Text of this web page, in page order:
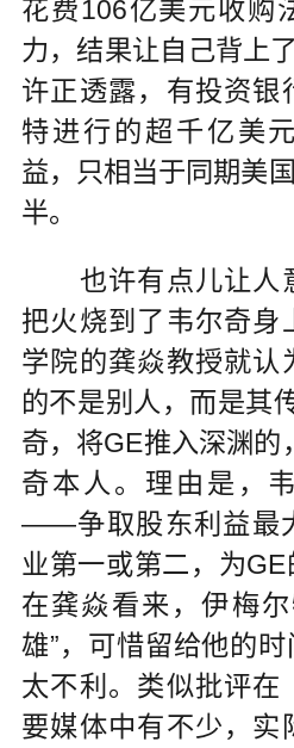
花费106亿美元收购
力，结果让自己背上
许正透露，有投资银
特进行的超千亿美
益，只相当于同期美
半。
也许有点儿让人
把火烧到了韦尔奇身
学院的龚焱教授就认
的不是别人，而是其
奇，将GE推入深渊的
奇本人。理由是，
——争取股东利益最
业第一或第二，为GE
在龚焱看来，伊梅
雄”，可惜留给他的
太不利。类似批评在
要媒体中有不少，实